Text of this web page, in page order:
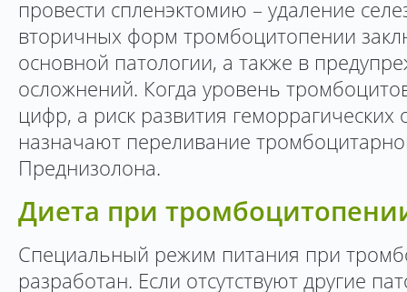
провести спленэктомию – удаление
вторичных форм тромбоцитопении
основной патологии, а также в
осложнений. Когда уровень
цифр, а риск развития геморрагических
назначают переливание
Преднизолона.
Диета при
Специальный режим питания при
разработан. Если отсутствуют другие